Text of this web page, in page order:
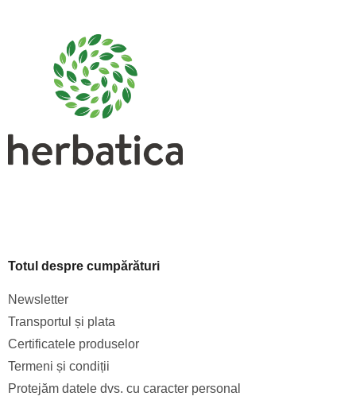
Totul despre cumpărături
Newsletter
Transportul și plata
Certificatele produselor
Termeni și condiții
Protejăm datele dvs. cu caracter personal